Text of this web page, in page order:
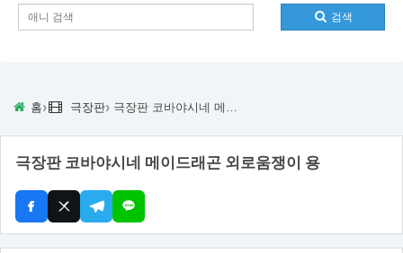
검색
홈› 극장판› 극장판 코바야시네 메이드래곤 외로움쟁이 용
극장판 코바야시네 메이드래곤 외로움쟁이 용